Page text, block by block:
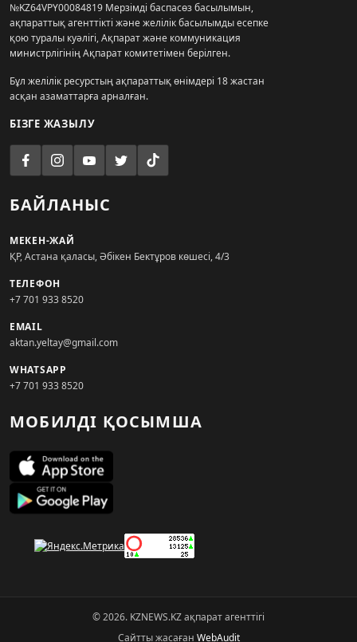
№KZ64VPY00084819 Мерзімді баспасөз басылымын,
ақпараттық агенттікті және желілік басылымды есепке
қою туралы куәлігі, Ақпарат және коммуникация
министрлігінің Ақпарат комитетімен берілген.
Бұл желілік ресурстың ақпараттық өнімдері 18 жастан
асқан азаматтарға арналған.
БІЗГЕ ЖАЗЫЛУ
БАЙЛАНЫС
МЕКЕН-ЖАЙ
ҚР, Астана қаласы, Әбікен Бектұров көшесі, 4/3
ТЕЛЕФОН
+7 701 933 8520
EMAIL
aktan.yeltay@gmail.com
WHATSAPP
+7 701 933 8520
МОБИЛДІ ҚОСЫМША
© 2026. KZNEWS.KZ ақпарат агенттігі
Сайтты жасаған WebAudit